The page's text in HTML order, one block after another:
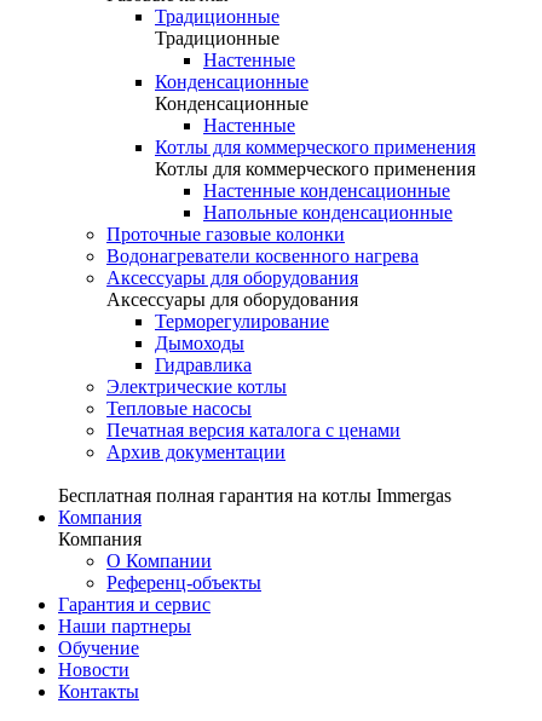
Традиционные
Традиционные
Настенные
Конденсационные
Конденсационные
Настенные
Котлы для коммерческого применения
Котлы для коммерческого применения
Настенные конденсационные
Напольные конденсационные
Проточные газовые колонки
Водонагреватели косвенного нагрева
Аксессуары для оборудования
Аксессуары для оборудования
Терморегулирование
Дымоходы
Гидравлика
Электрические котлы
Тепловые насосы
Печатная версия каталога с ценами
Архив документации
Бесплатная полная гарантия на котлы Immergas
Компания
Компания
О Компании
Референц-объекты
Гарантия и сервис
Наши партнеры
Обучение
Новости
Контакты